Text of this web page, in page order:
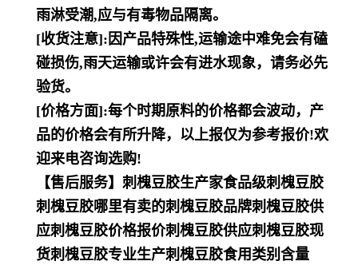
雨淋受潮,应与有毒物品隔离。
[收货注意]:因产品特殊性,运输途中难免会有磕
碰损伤,雨天运输或许会有进水现象，请务必先
验货。
[价格方面]:每个时期原料的价格都会波动，产
品的价格会有所升降，以上报仅为参考报价!欢
迎来电咨询选购!
【售后服务】刺槐豆胶生产家食品级刺槐豆胶
刺槐豆胶哪里有卖的刺槐豆胶品牌刺槐豆胶供
应刺槐豆胶价格报价刺槐豆胶供应刺槐豆胶现
货刺槐豆胶专业生产刺槐豆胶食用类别含量